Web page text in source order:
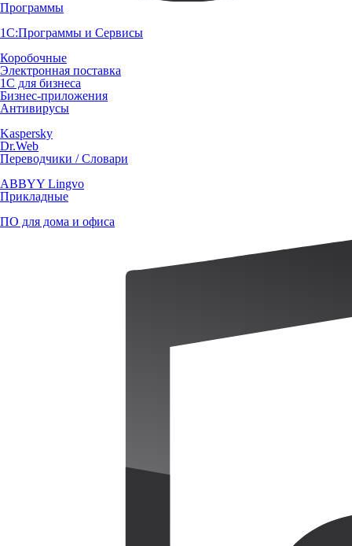
Программы
1С:Программы и Сервисы
Коробочные
Электронная поставка
1С для бизнеса
Бизнес-приложения
Антивирусы
Kaspersky
Dr.Web
Переводчики / Словари
ABBYY Lingvo
Прикладные
ПО для дома и офиса